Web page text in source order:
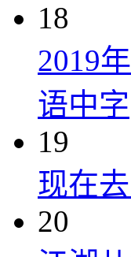
18
2019
语中字
19
现在
20